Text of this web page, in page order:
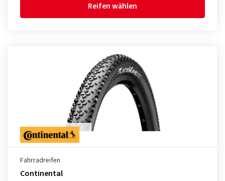
Reifen wählen
Fahrradreifen
Continental